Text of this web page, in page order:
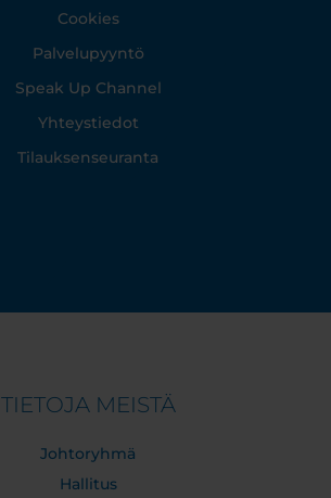
Cookies
Palvelupyyntö
Speak Up Channel
Yhteystiedot
Tilauksenseuranta
TIETOJA MEISTÄ
Johtoryhmä
Hallitus